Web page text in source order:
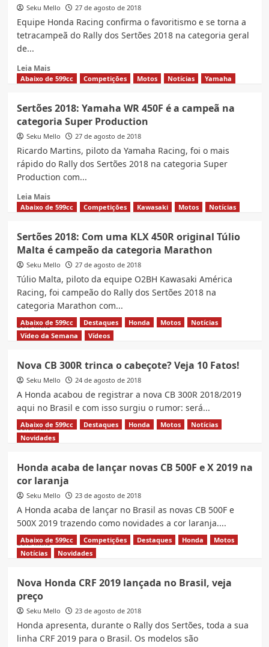
160
2019,
e
mudou
Seku Mello 27 de agosto de 2018
Equipe Honda Racing confirma o favoritismo e se torna a
tetracampeã do Rally dos Sertões 2018 na categoria geral
de...
Leia MaisRead
more
2018:
Tunico
Maciel,
com
CRF
450RX,
campeão
geral
Rally
dos
Sertões
Abaixo de 599cc Competições Motos Notícias Yamaha
Sertões 2018: Yamaha WR 450F é a campeã na
categoria Super Production
Seku Mello 27 de agosto de 2018
Ricardo Martins, piloto da Yamaha Racing, foi o mais
rápido do Rally dos Sertões 2018 na categoria Super
Production com...
Leia MaisRead
more
2018:
Yamaha
WR
450F
a
campeã
na
categoria
Super
Abaixo de 599cc Competições Kawasaki Motos Notícias
Sertões 2018: Com uma KLX 450R original Túlio
Malta é campeão da categoria Marathon
Seku Mello 27 de agosto de 2018
Túlio Malta, piloto da equipe O2BH Kawasaki América
Racing, foi campeão do Rally dos Sertões 2018 na
categoria Marathon com...
Leia MaisRead
more
2018:
Com
uma
KLX
original
Túlio
campeão
da
categoria
Marathon
Abaixo de 599cc Destaques Honda Motos
Notícias
Vídeo da Semana
Vídeos
Nova CB 300R trinca o cabeçote? Veja 10 Fatos!
Seku Mello 24 de agosto de 2018
A Honda acabou de registrar a nova CB 300R 2018/2019
aqui no Brasil e com isso surgiu o rumor: será...
Leia MaisRead
more
CB
300R
trinca
Veja
10
Fatos!
Abaixo de 599cc Destaques Honda Motos
Notícias
Novidades
Honda acaba de lançar novas CB 500F e X 2019 na
cor laranja
Seku Mello 23 de agosto de 2018
A Honda acaba de lançar no Brasil as novas CB 500F e
500X 2019 trazendo como novidades a cor laranja....
Leia MaisRead
more
acaba
lançar
CB
500F
Abaixo de 599cc Competições Destaques Honda
Motos
Notícias
Novidades
Nova Honda CRF 2019 lançada no Brasil, veja
preço
Seku Mello 23 de agosto de 2018
Honda apresenta, durante o Rally dos Sertões, toda a sua
linha CRF 2019 para o Brasil. Os modelos são